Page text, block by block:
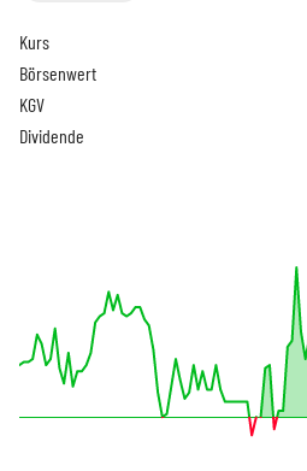
Kurs
Börsenwert
KGV
Dividende